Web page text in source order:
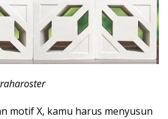
motif X, kamu harus menyusun